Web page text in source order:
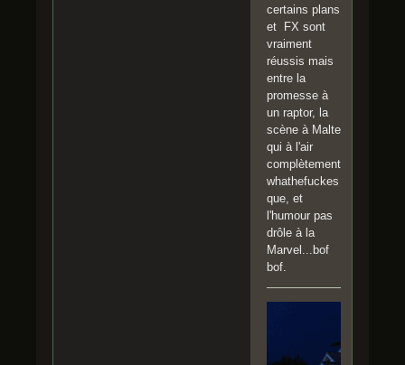
certains plans
et FX sont
vraiment
réussis mais
entre la
promesse à
un raptor, la
scène à Malte
qui à l'air
complètement
whathefuckes
que, et
l'humour pas
drôle à la
Marvel...bof
bof.